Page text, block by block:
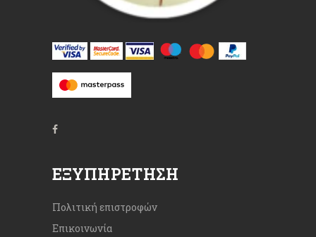
ΕΞΥΠΗΡΈΤΗΣΗ
Πολιτική επιστροφών
Επικοινωνία